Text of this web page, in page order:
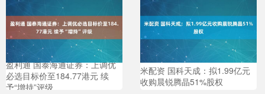
盈利通 国泰海通证券：上调优
必选目标价至184.77港元 续
予“增持”评级
米配资 国科天成：拟1.99亿元
收购晨锐腾晶51%股权